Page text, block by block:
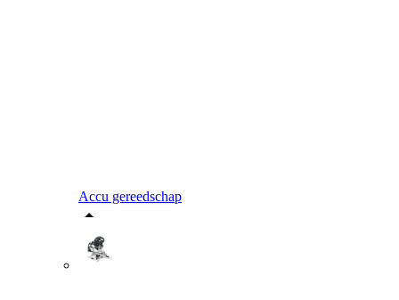
Accu gereedschap